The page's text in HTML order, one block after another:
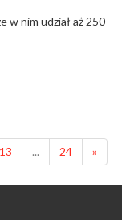
w nim udział aż 250
13 ... 24 »